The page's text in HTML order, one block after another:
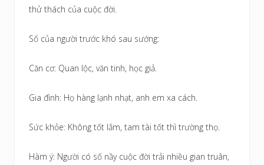
thử thách của cuộc đời.
Số của người trước khó sau sướng:
Căn cơ: Quan lộc, văn tinh, học giả.
Gia đình: Họ hàng lạnh nhạt, anh em xa cách.
Sức khỏe: Không tốt lắm, tam tài tốt thì trường thọ.
Hàm ý: Người có số nầy cuộc đời trải nhiều gian truân,